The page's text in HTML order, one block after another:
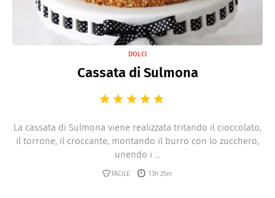
DOLCI
Cassata di Sulmona
La cassata di Sulmona viene realizzata tritando il cioccolato,
il torrone, il croccante, montando il burro con lo zucchero,
unendo i ...
FACILE 13h 25m